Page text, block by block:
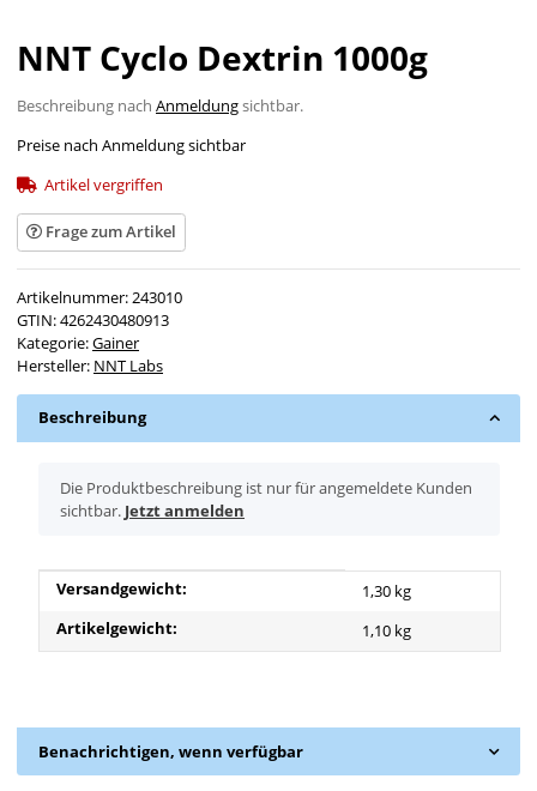
NNT Cyclo Dextrin 1000g
Beschreibung nach Anmeldungsichtbar.
Preise nach Anmeldung sichtbar
Artikel vergriffen
Frage zum Artikel
Artikelnummer:243010
GTIN:4262430480913
Kategorie:Gainer
Hersteller: NNT Labs
Beschreibung
x
Die Produktbeschreibung ist nur für angemeldete Kunden
sichtbar. Jetzt anmelden
Produkteigenschaft
Wert
Versandgewicht:
1,30 kg
Artikelgewicht:
1,10 kg
Benachrichtigen, wenn verfügbar